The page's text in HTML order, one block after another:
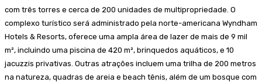
com três torres e cerca de 200 unidades de multipropriedade. O
complexo turístico será administrado pela norte-americana Wyndham
Hotels & Resorts, oferece uma ampla área de lazer de mais de 9 mil
m², incluindo uma piscina de 420 m², brinquedos aquáticos, e 10
jacuzzis privativas. Outras atrações incluem uma trilha de 200 metros
na natureza, quadras de areia e beach tênis, além de um bosque com